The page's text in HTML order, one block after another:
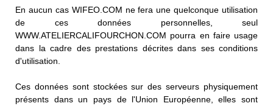
En aucun cas WIFEO.COM ne fera une quelconque utilisation
de ces données personnelles, seul
WWW.ATELIERCALIFOURCHON.COM pourra en faire usage
dans la cadre des prestations décrites dans ses conditions
d'utilisation.
Ces données sont stockées sur des serveurs physiquement
présents dans un pays de l'Union Européenne, elles sont